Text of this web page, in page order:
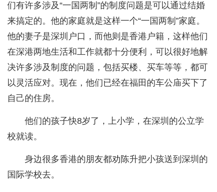
们有许多涉及“一国两制”的制度问题是可以通过结婚
来搞定的。他的家庭就是这样一个“一国两制”家庭。
他的妻子是深圳户口，而他则是香港户籍，这样他们
在深港两地生活和工作就都十分便利，可以很好地解
决许多涉及制度的问题，包括买楼、买车等等，都可
以灵活应对。现在，他们已经在福田的车公庙买下了
自己的住房。
他们的孩子快8岁了，上小学，在深圳的公立学
校就读。
身边很多香港的朋友都劝陈升把小孩送到深圳的
国际学校去。